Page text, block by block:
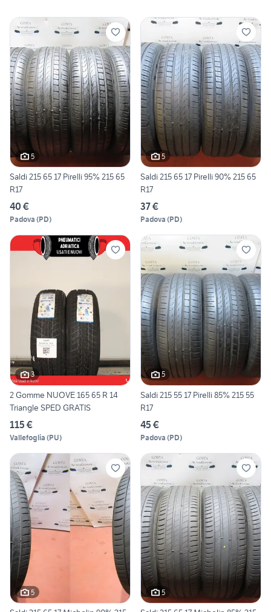
5
Saldi 215 65 17 Pirelli 95% 215 65
R17
40 €
Padova (PD)
5
Saldi 215 65 17 Pirelli 90% 215 65
R17
37 €
Padova (PD)
3
2 Gomme NUOVE 165 65 R 14
Triangle SPED GRATIS
115 €
Vallefoglia (PU)
5
Saldi 215 55 17 Pirelli 85% 215 55
R17
45 €
Padova (PD)
5 5